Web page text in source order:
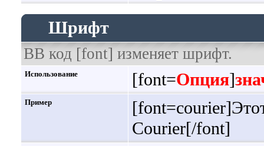
Шрифт
BB код [font] изменяет шрифт.
Использование [font=Опция]
Пример
Courier[/font]